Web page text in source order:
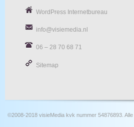
WordPress Internetbureau
info@visiemedia.nl
06 – 28 70 68 71
Sitemap
©2008-2018 visieMedia kvk nummer 54876893.